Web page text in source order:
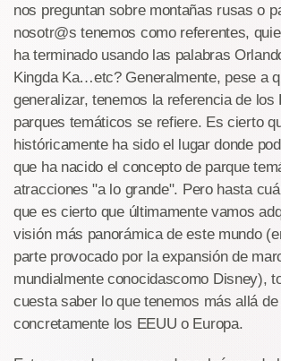
nos preguntan sobre montañas rusas o
nosotr@s tenemos como referentes,
ha terminado usando las palabras
Kingda Ka…etc? Generalmente, pese a
generalizar, tenemos la referencia de los
parques temáticos se refiere. Es cierto
históricamente ha sido el lugar donde
que ha nacido el concepto de parque
atracciones "a lo grande". Pero hasta
que es cierto que últimamente vamos
visión más panorámica de este mundo
parte provocado por la expansión de
mundialmente conocidascomo Disney),
cuesta saber lo que tenemos más allá
concretamente los EEUU o Europa.